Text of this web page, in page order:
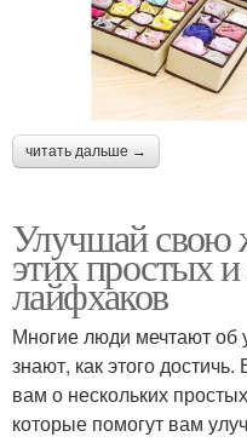
читать дальше →
Улучшай свою
этих простых
лайфхаков
Многие люди мечтают об
знают, как этого
вам о нескольких
которые помогут вам